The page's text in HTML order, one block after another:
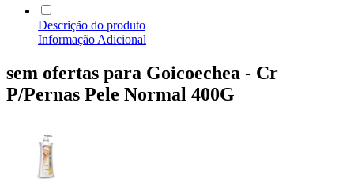
Descrição do produto
Informação Adicional
sem ofertas para Goicoechea - Cr
P/Pernas Pele Normal 400G